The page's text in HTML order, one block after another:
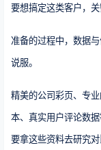
要想搞定这类客户，关
准备的过程中，数据
说服。
精美的公司彩页、专
本、真实用户评论数
要拿这些资料去研究